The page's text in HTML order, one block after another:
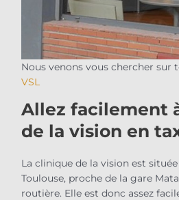
Nous venons vous chercher sur
VSL
Allez facilement
de la vision en
La clinique de la vision est
Toulouse, proche de la gare
routière. Elle est donc assez